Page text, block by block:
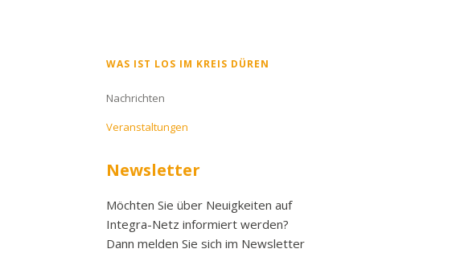
Navigation
WAS IST LOS IM KREIS DÜREN
Nachrichten
Veranstaltungen
Newsletter
Möchten Sie über Neuigkeiten auf
Integra-Netz informiert werden?
Dann melden Sie sich im Newsletter